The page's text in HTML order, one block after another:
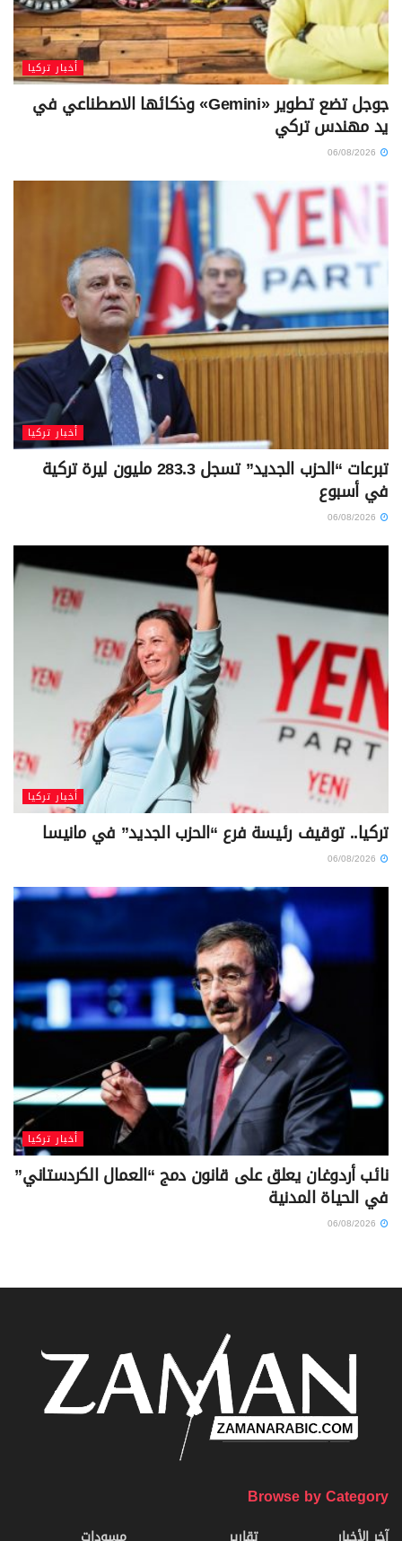
أخبار تركيا
جوجل تضع تطوير «Gemini» وذكائها الاصطناعي في
يد مهندس تركي
أخبار تركيا
تبرعات “الحزب الجديد” تسجل 283.3 مليون ليرة تركية
في أسبوع
أخبار تركيا
تركيا.. توقيف رئيسة فرع “الحزب الجديد” في مانيسا
أخبار تركيا
نائب أردوغان يعلق على قانون دمج “العمال الكردستاني”
في الحياة المدنية
Browse by Category